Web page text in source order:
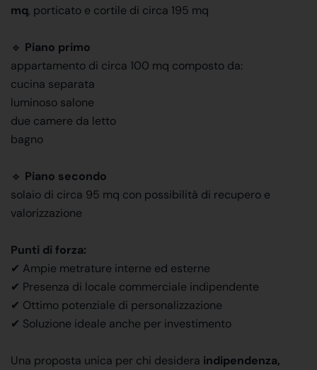
mq, porticato e cortile di circa 195 mq
🔹 Piano primo
appartamento di circa 100 mq composto da:
cucina separata
luminoso salone
due camere da letto
bagno
🔹 Piano secondo
solaio di circa 95 mq con possibilità di recupero e
valorizzazione
Punti di forza:
✔ Ampie metrature interne ed esterne
✔ Presenza di locale commerciale indipendente
✔ Ottimo potenziale di personalizzazione
✔ Soluzione ideale anche per investimento
Una proposta unica per chi desidera indipendenza,